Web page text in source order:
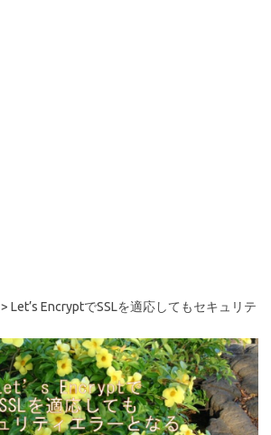
> Let’s EncryptでSSLを適応してもセキュリテ